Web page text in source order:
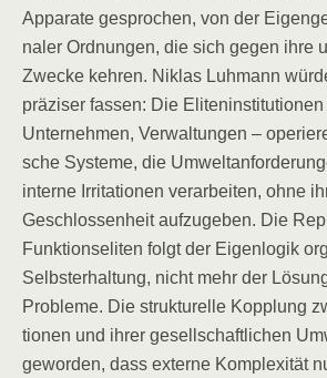
Appa­ra­te gespro­chen, von der
na­ler Ord­nun­gen, die sich gegen ihre
Zwe­cke keh­ren. Niklas Luh­mann
prä­zi­ser fas­sen: Die
Unter­neh­men, Ver­wal­tun­gen –
sche Sys­te­me, die
inter­ne Irri­ta­tio­nen ver­ar­bei­ten, ohne
Geschlos­sen­heit auf­zu­ge­ben. Die
Funk­ti­ons­eli­ten folgt der Eigen­lo­gik
Selbst­er­hal­tung, nicht mehr der
Pro­ble­me. Die struk­tu­rel­le Kopp­lung
tio­nen und ihrer gesell­schaft­li­chen
gewor­den, dass exter­ne Kom­ple­xi­tät